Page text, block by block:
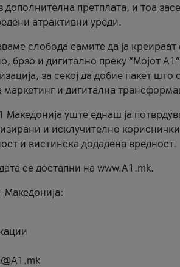
дополнителна претплата, и тоа
атрактивни уреди.
слобода самите да ја креираат
брзо и дигитално преку “Мојот
за секој да добие пакет
и дигитална
Македонија уште еднаш ја
и исклучително
и вистинска додадена вредност.
се достапни на www.А1.mk.
Македонија: